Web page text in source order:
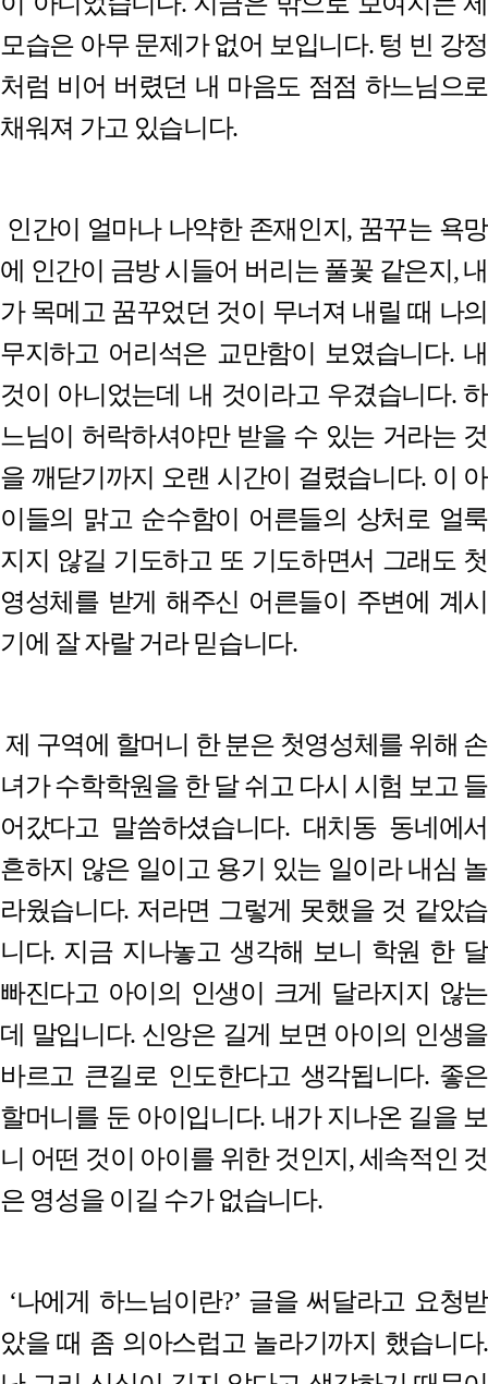
모습은 아무 문제가 없어 보입니다. 텅 빈 강정
처럼 비어 버렸던 내 마음도 점점 하느님으로
채워져 가고 있습니다.
인간이 얼마나 나약한 존재인지 , 꿈꾸는 욕망
에 인간이 금방 시들어 버리는 풀꽃 같은지 , 내
가 목메고 꿈꾸었던 것이 무너져 내릴 때 나의
무지하고 어리석은 교만함이 보였습니다. 내
것이 아니었는데 내 것이라고 우겼습니다. 하
느님이 허락하셔야만 받을 수 있는 거라는 것
을 깨닫기까지 오랜 시간이 걸렸습니다. 이 아
이들의 맑고 순수함이 어른들의 상처로 얼룩
지지 않길 기도하고 또 기도하면서 그래도 첫
영성체를 받게 해주신 어른들이 주변에 계시
기에 잘 자랄 거라 믿습니다.
제 구역에 할머니 한 분은 첫영성체를 위해 손
녀가 수학학원을 한 달 쉬고 다시 시험 보고 들
어갔다고 말씀하셨습니다. 대치동 동네에서
흔하지 않은 일이고 용기 있는 일이라 내심 놀
라웠습니다. 저라면 그렇게 못했을 것 같았습
니다. 지금 지나놓고 생각해 보니 학원 한 달
빠진다고 아이의 인생이 크게 달라지지 않는
데 말입니다. 신앙은 길게 보면 아이의 인생을
바르고 큰길로 인도한다고 생각됩니다. 좋은
할머니를 둔 아이입니다. 내가 지나온 길을 보
니 어떤 것이 아이를 위한 것인지 , 세속적인 것
은 영성을 이길 수가 없습니다.
‘나에게 하느님이란?’ 글을 써달라고 요청받
았을 때 좀 의아스럽고 놀라기까지 했습니다.